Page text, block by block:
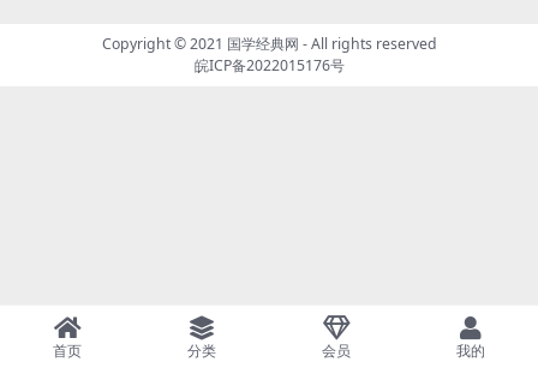
Copyright © 2021 国学经典网 - All rights reserved
皖ICP备2022015176号
首页 分类 会员 我的